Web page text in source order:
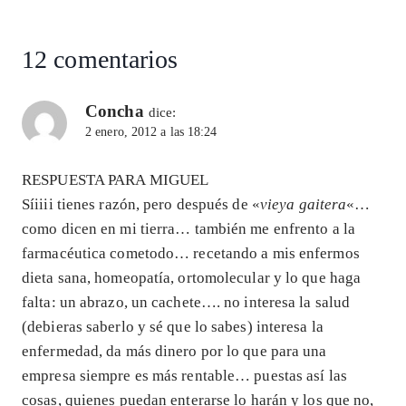
12 comentarios
Concha dice:
2 enero, 2012 a las 18:24
RESPUESTA PARA MIGUEL
Síiiii tienes razón, pero después de «vieya gaitera«…
como dicen en mi tierra… también me enfrento a la
farmacéutica cometodo… recetando a mis enfermos
dieta sana, homeopatía, ortomolecular y lo que haga
falta: un abrazo, un cachete…. no interesa la salud
(debieras saberlo y sé que lo sabes) interesa la
enfermedad, da más dinero por lo que para una
empresa siempre es más rentable… puestas así las
cosas, quienes puedan enterarse lo harán y los que no,